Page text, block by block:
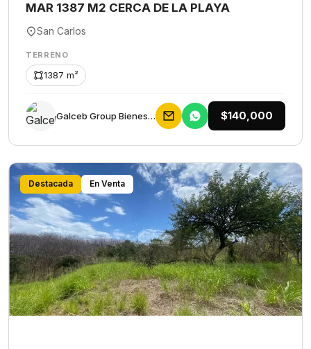
MAR 1387 M2 CERCA DE LA PLAYA
San Carlos
TERRENO
1387 m²
Galceb Group Bienes Raices $140,000
Destacada En Venta